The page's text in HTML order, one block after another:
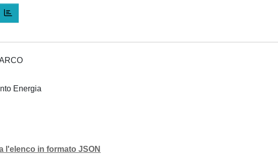
Energia
l'elenco in formato JSON